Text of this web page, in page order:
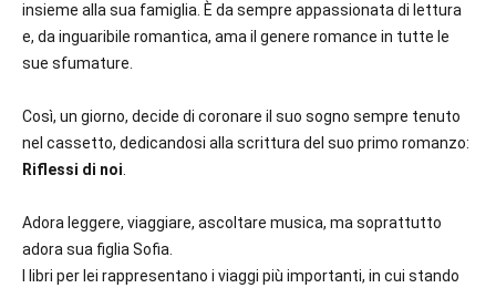
insieme alla sua famiglia. È da sempre appassionata di lettura
e, da inguaribile romantica, ama il genere romance in tutte le
sue sfumature.
Così, un giorno, decide di coronare il suo sogno sempre tenuto
nel cassetto, dedicandosi alla scrittura del suo primo romanzo:
Riflessi di noi
Adora leggere, viaggiare, ascoltare musica, ma soprattutto
adora sua figlia Sofia.
I libri per lei rappresentano i viaggi più importanti, in cui stando